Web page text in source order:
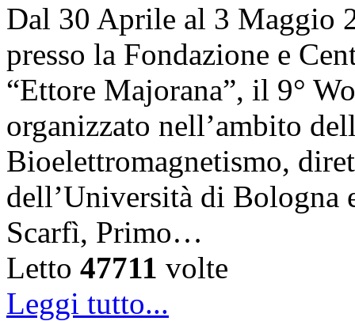
Dal 30 Aprile al 3 Maggio
presso la Fondazione e
“Ettore Majorana”, il 9°
organizzato nell’ambito
Bioelettromagnetismo,
dell’Università di Bologna
Scarfì, Primo…
Letto 47711 volte
Leggi tutto...